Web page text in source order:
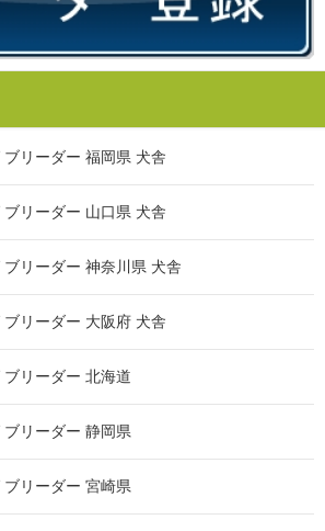
リーダー 福岡県 犬舎
リーダー 山口県 犬舎
リーダー 神奈川県 犬舎
リーダー 大阪府 犬舎
リーダー 北海道
リーダー 静岡県
リーダー 宮崎県